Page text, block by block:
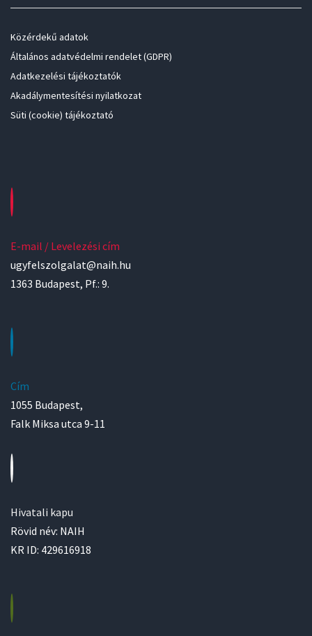
Közérdekű adatok
Általános adatvédelmi rendelet (GDPR)
Adatkezelési tájékoztatók
Akadálymentesítési nyilatkozat
Süti (cookie) tájékoztató
E-mail / Levelezési cím
ugyfelszolgalat@naih.hu
1363 Budapest, Pf.: 9.
Cím
1055 Budapest,
Falk Miksa utca 9-11
Hivatali kapu
Rövid név: NAIH
KR ID: 429616918